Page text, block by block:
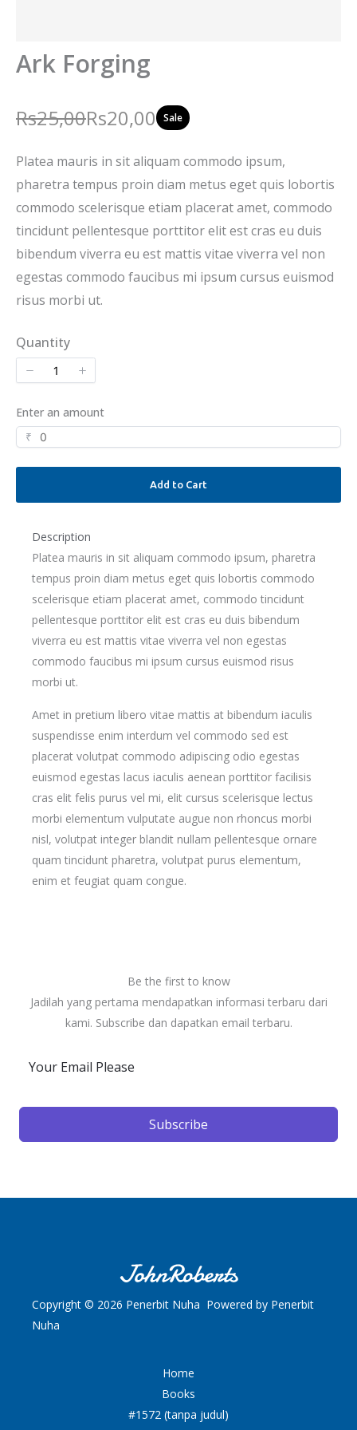
Ark Forging
W
s
Rs25,00N
w
Rs20,00 Sale
Platea mauris in sit aliquam commodo ipsum,
pharetra tempus proin diam metus eget quis lobortis
commodo scelerisque etiam placerat amet, commodo
tincidunt pellentesque porttitor elit est cras eu duis
bibendum viverra eu est mattis vitae viverra vel non
egestas commodo faucibus mi ipsum cursus euismod
risus morbi ut.
Quantity
Enter an amount
₹
Add to Cart
Description
Platea mauris in sit aliquam commodo ipsum, pharetra
tempus proin diam metus eget quis lobortis commodo
scelerisque etiam placerat amet, commodo tincidunt
pellentesque porttitor elit est cras eu duis bibendum
viverra eu est mattis vitae viverra vel non egestas
commodo faucibus mi ipsum cursus euismod risus
morbi ut.
Amet in pretium libero vitae mattis at bibendum iaculis
suspendisse enim interdum vel commodo sed est
placerat volutpat commodo adipiscing odio egestas
euismod egestas lacus iaculis aenean porttitor facilisis
cras elit felis purus vel mi, elit cursus scelerisque lectus
morbi elementum vulputate augue non rhoncus morbi
nisl, volutpat integer blandit nullam pellentesque ornare
quam tincidunt pharetra, volutpat purus elementum,
enim et feugiat quam congue.
Be the first to know
Jadilah yang pertama mendapatkan informasi terbaru dari
kami. Subscribe dan dapatkan email terbaru.
Subscribe
Copyright © 2026 Penerbit Nuha Powered by Penerbit
Nuha
Home
Books
#1572 (tanpa judul)